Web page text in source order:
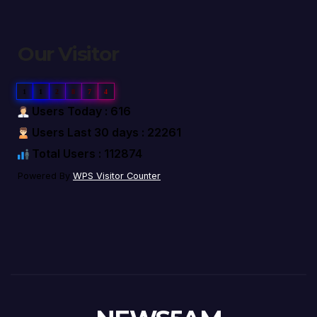
1 1 2 8 7 4
Users Today : 616
Users Last 30 days : 22261
Total Users : 112874
Powered By WPS Visitor Counter